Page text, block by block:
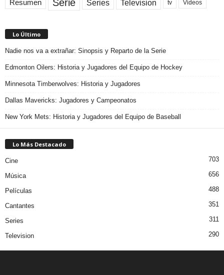
Resumen Serie Series Television tv Videos
Lo Último
Nadie nos va a extrañar: Sinopsis y Reparto de la Serie
Edmonton Oilers: Historia y Jugadores del Equipo de Hockey
Minnesota Timberwolves: Historia y Jugadores
Dallas Mavericks: Jugadores y Campeonatos
New York Mets: Historia y Jugadores del Equipo de Baseball
Lo Más Destacado
Cine 703
Música 656
Películas 488
Cantantes 351
Series 311
Television 290